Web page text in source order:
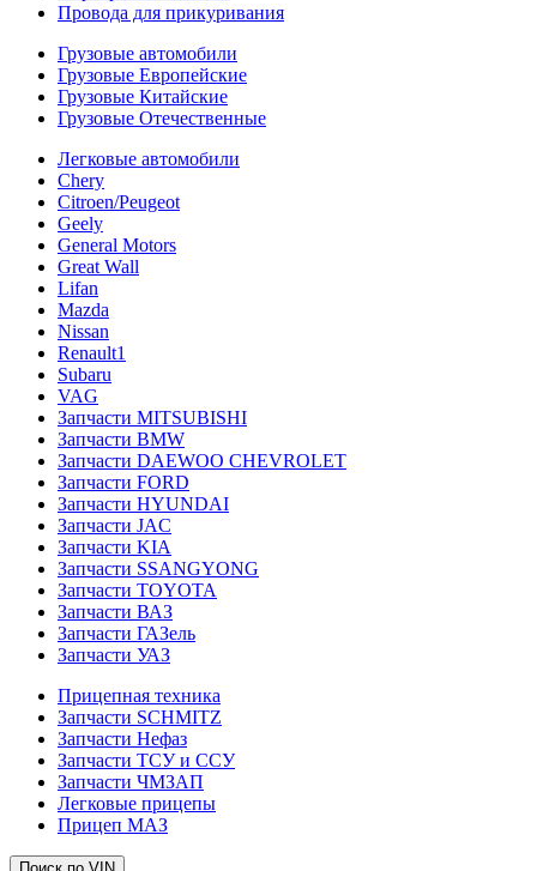
Провода для прикуривания
Грузовые автомобили
Грузовые Европейские
Грузовые Китайские
Грузовые Отечественные
Легковые автомобили
Chery
Citroen/Peugeot
Geely
General Motors
Great Wall
Lifan
Mazda
Nissan
Renault1
Subaru
VAG
Запчасти MITSUBISHI
Запчасти BMW
Запчасти DAEWOO CHEVROLET
Запчасти FORD
Запчасти HYUNDAI
Запчасти JAC
Запчасти KIA
Запчасти SSANGYONG
Запчасти TOYOTA
Запчасти ВАЗ
Запчасти ГАЗель
Запчасти УАЗ
Прицепная техника
Запчасти SCHMITZ
Запчасти Нефаз
Запчасти ТСУ и ССУ
Запчасти ЧМЗАП
Легковые прицепы
Прицеп МАЗ